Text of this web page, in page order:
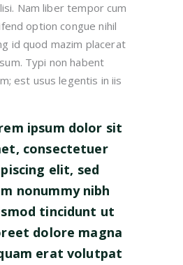
Nam liber tempor cum
option congue nihil
id quod mazim placerat
Typi non habent
est usus legentis in iis
ipsum dolor sit
consectetuer
elit, sed
nonummy nibh
tincidunt ut
dolore magna
erat volutpat